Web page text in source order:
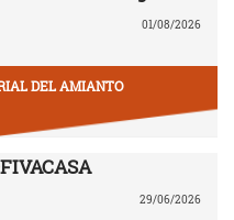
01/08/2026
DEL AMIANTO
29/06/2026